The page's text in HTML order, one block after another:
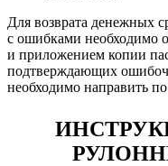
Для возврата денежных
с ошибками необходимо
и приложением копии
подтверждающих
необходимо направить